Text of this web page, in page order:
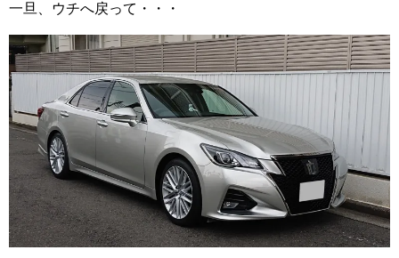
一旦、ウチへ戻って・・・